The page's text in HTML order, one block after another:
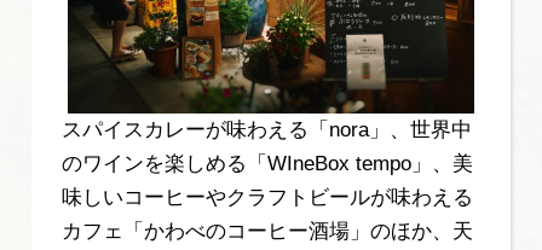
スパイスカレーが味わえる「nora」、世界中
のワインを楽しめる「WIneBox tempo」、美
味しいコーヒーやクラフトビールが味わえる
カフェ「かわべのコーヒー酒場」のほか、天